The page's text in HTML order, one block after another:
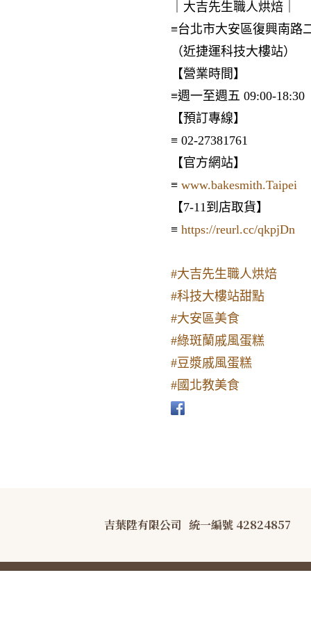
｜大吉先生職人烘焙｜
≡台北市大安區復興南路
（近捷運科技大樓站）
【營業時間】
≡週一至週五 09:00-18:30
【預訂專線】
≡ 02-27381761
【官方網站】
≡ www.bakesmith.Taipei
【7-11到店取貨】
≡ https://reurl.cc/qkpjDn
#大吉先生職人烘焙
#科技大樓站甜點
#大安區美食
#綠斑蘭戚風蛋糕
#豆漿戚風蛋糕
#國北教美食
吉葉陞有限公司 統一編號 42824857